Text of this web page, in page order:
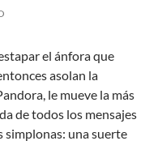
el ánfora que
asolan la
le mueve la más
de todos los mensajes
simplonas: una suerte